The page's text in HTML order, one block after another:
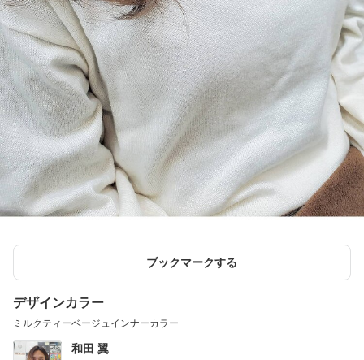
ブックマークする
デザインカラー
ミルクティーベージュインナーカラー
和田 翼